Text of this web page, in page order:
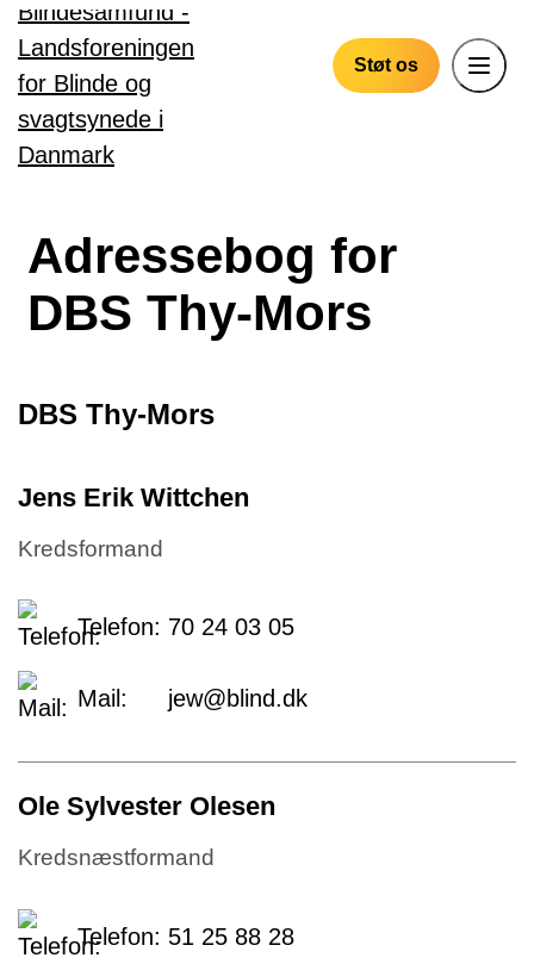
Gå til hovedindhold
Støt os
Adressebog for
DBS Thy-Mors
DBS Thy-Mors
Jens Erik Wittchen
Kredsformand
Telefon: 70 24 03 05
Mail: jew@blind.dk
Ole Sylvester Olesen
Kredsnæstformand
Telefon: 51 25 88 28